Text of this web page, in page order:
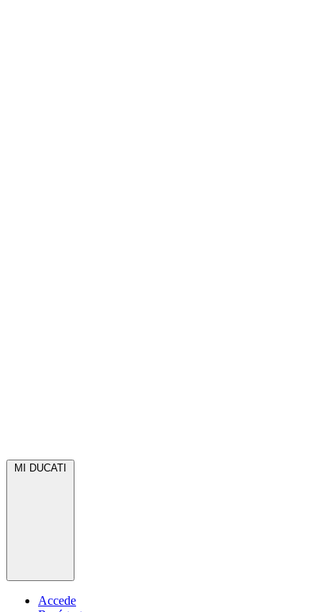
MI DUCATI
Accede